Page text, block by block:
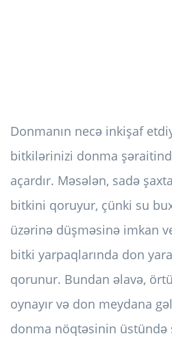
Donmanın necə inkişaf
bitkilərinizi donma
açardır. Məsələn, sadə
bitkini qoruyur, çünki su
üzərinə düşməsinə imkan
bitki yarpaqlarında don
qorunur. Bundan əlavə,
oynayır və don meydana
donma nöqtəsinin üstündə